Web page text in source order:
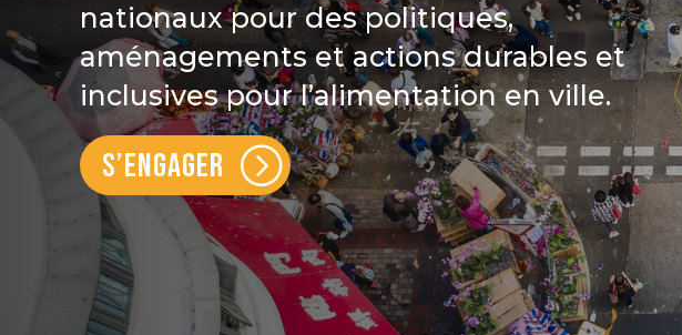
nationaux pour des politiques,
aménagements et actions durables et
inclusives pour l’alimentation en ville.
S’ENGAGER